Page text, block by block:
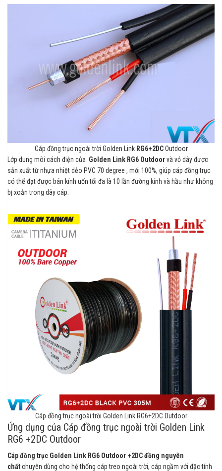
Cáp đồng trục ngoài trời Golden Link RG6+2DCOutdoor
Lớp dung môi cách điện của Golden Link RG6 Outdoorvà vỏ dây được
sản xuất từ nhựa nhiệt dẻo PVC 70 degree , mới 100%, giúp cáp đồng trục
có thể đạt được bán kính uốn tối đa là 10 lần đường kính và hầu như không
bị xoắn trong dây cáp.
Cáp đồng trục ngoài trời Golden Link RG6+2DC Outdoor
Ứng dụng của Cáp đồng trục ngoài trời Golden Link
RG6 +2DC Outdoor
Cáp đồng trục Golden Link RG6 Outdoor +2DC đồng nguyên
chấtchuyên dùng cho hệ thống cáp treo ngoài trời, cáp ngầm với đặc tính